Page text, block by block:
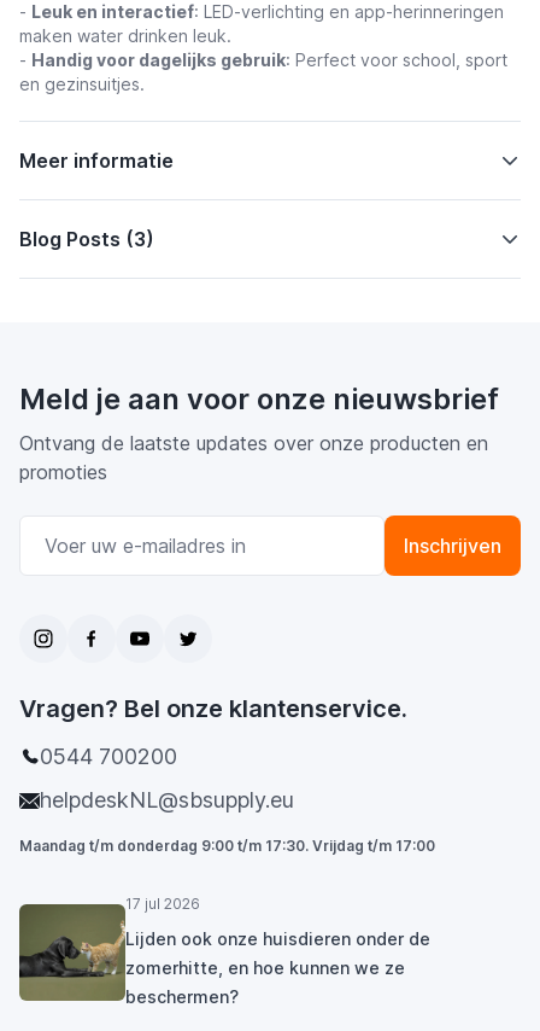
- Leuk en interactief: LED-verlichting en app-herinneringen
maken water drinken leuk.
- Handig voor dagelijks gebruik: Perfect voor school, sport
en gezinsuitjes.
Meer informatie
Blog Posts (3)
Meld je aan voor onze nieuwsbrief
Ontvang de laatste updates over onze producten en
promoties
Inschrijven
Vragen? Bel onze klantenservice.
0544 700200
helpdeskNL@sbsupply.eu
Maandag t/m donderdag 9:00 t/m 17:30. Vrijdag t/m 17:00
17 jul 2026
Lijden ook onze huisdieren onder de
zomerhitte, en hoe kunnen we ze
beschermen?